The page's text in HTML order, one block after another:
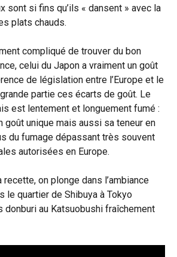
sont si fins qu’ils « dansent » avec la
plats chauds.
compliqué de trouver du bon
celui du Japon a vraiment un goût
de législation entre l’Europe et le
partie ces écarts de goût. Le
est lentement et longuement fumé :
goût unique mais aussi sa teneur en
du fumage dépassant très souvent
autorisées en Europe.
on plonge dans l’ambiance
le quartier de Shibuya à Tokyo
au Katsuobushi fraîchement